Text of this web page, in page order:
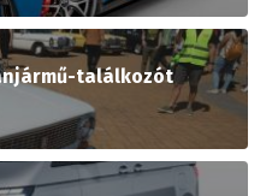
találkozót